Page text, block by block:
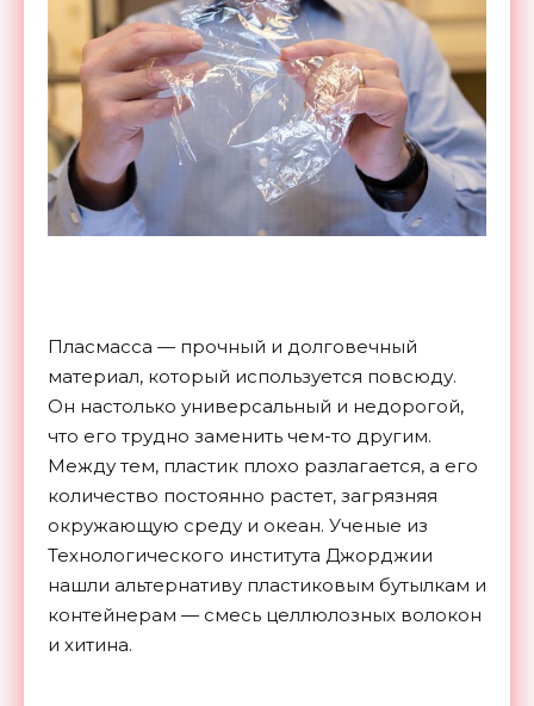
Пласмасса — прочный и долговечный
материал, который используется повсюду.
Он настолько универсальный и недорогой,
что его трудно заменить чем-то другим.
Между тем, пластик плохо разлагается, а его
количество постоянно растет, загрязняя
окружающую среду и океан. Ученые из
Технологического института Джорджии
нашли альтернативу пластиковым бутылкам и
контейнерам — смесь целлюлозных волокон
и хитина.